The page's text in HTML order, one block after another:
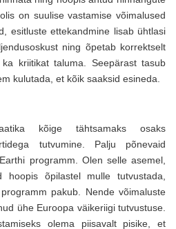
on suulise vastamise võimalused
esitluste ettekandmine lisab ühtlasi
ning õpetab korrektselt
kriitikat taluma. Seepärast tasub
kulutada, et kõik saaksid esineda.
kõige tähtsamaks osaks
tutvumine. Palju põnevaid
programm. Olen selle asemel,
õpilastel mulle tutvustada,
pakub. Nende võimaluste
ühe Euroopa väikeriigi tutvustuse.
olema piisavalt pisike, et